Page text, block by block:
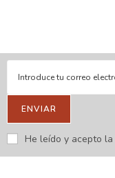
ENVIAR
He leído y acepto la